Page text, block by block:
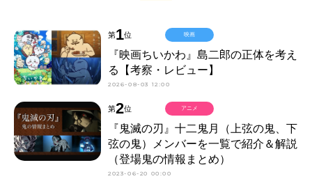
第1位
『映画ちいかわ』島二郎の正体を考え
る【考察・レビュー】
2026-08-03 12:00
映画
第2位
『鬼滅の刃』十二鬼月（上弦の鬼、下
弦の鬼）メンバーを一覧で紹介＆解説
（登場鬼の情報まとめ）
2023-06-20 00:00
アニメ